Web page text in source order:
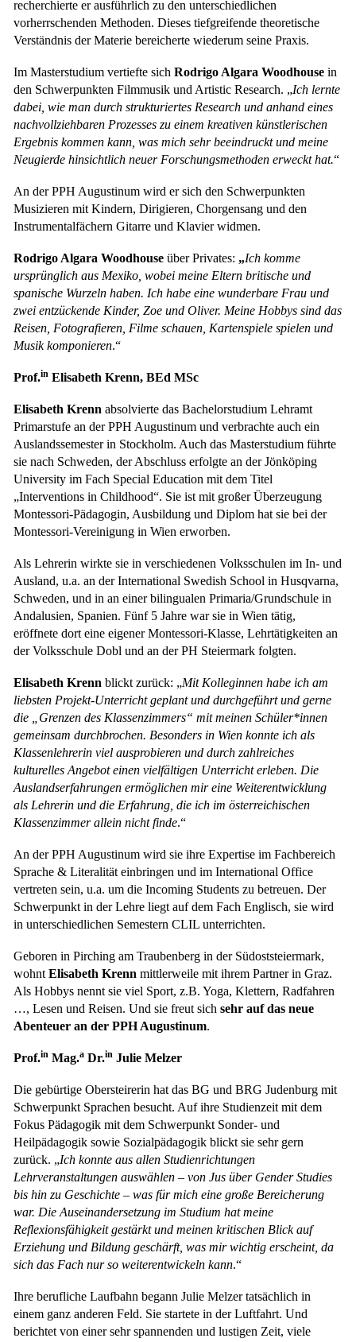
recherchierte er ausführlich zu den unterschiedlichen
vorherrschenden Methoden. Dieses tiefgreifende theoretische
Verständnis der Materie bereicherte wiederum seine Praxis.
Im Masterstudium vertiefte sich Rodrigo Algara Woodhouse in
den Schwerpunkten Filmmusik und Artistic Research. „Ich lernte
dabei, wie man durch strukturiertes Research und anhand eines
nachvollziehbaren Prozesses zu einem kreativen künstlerischen
Ergebnis kommen kann, was mich sehr beeindruckt und meine
Neugierde hinsichtlich neuer Forschungsmethoden erweckt hat.“
An der PPH Augustinum wird er sich den Schwerpunkten
Musizieren mit Kindern, Dirigieren, Chorgensang und den
Instrumentalfächern Gitarre und Klavier widmen.
Rodrigo Algara Woodhouse über Privates: „Ich komme
ursprünglich aus Mexiko, wobei meine Eltern britische und
spanische Wurzeln haben. Ich habe eine wunderbare Frau und
zwei entzückende Kinder, Zoe und Oliver. Meine Hobbys sind das
Reisen, Fotografieren, Filme schauen, Kartenspiele spielen und
Musik komponieren.“
Prof.in Elisabeth Krenn, BEd MSc
Elisabeth Krenn absolvierte das Bachelorstudium Lehramt
Primarstufe an der PPH Augustinum und verbrachte auch ein
Auslandssemester in Stockholm. Auch das Masterstudium führte
sie nach Schweden, der Abschluss erfolgte an der Jönköping
University im Fach Special Education mit dem Titel
„Interventions in Childhood“. Sie ist mit großer Überzeugung
Montessori-Pädagogin, Ausbildung und Diplom hat sie bei der
Montessori-Vereinigung in Wien erworben.
Als Lehrerin wirkte sie in verschiedenen Volksschulen im In- und
Ausland, u.a. an der International Swedish School in Husqvarna,
Schweden, und in an einer bilingualen Primaria/Grundschule in
Andalusien, Spanien. Fünf 5 Jahre war sie in Wien tätig,
eröffnete dort eine eigener Montessori-Klasse, Lehrtätigkeiten an
der Volksschule Dobl und an der PH Steiermark folgten.
Elisabeth Krenn blickt zurück: „Mit Kolleginnen habe ich am
liebsten Projekt-Unterricht geplant und durchgeführt und gerne
die „Grenzen des Klassenzimmers“ mit meinen Schüler*innen
gemeinsam durchbrochen. Besonders in Wien konnte ich als
Klassenlehrerin viel ausprobieren und durch zahlreiches
kulturelles Angebot einen vielfältigen Unterricht erleben. Die
Auslandserfahrungen ermöglichen mir eine Weiterentwicklung
als Lehrerin und die Erfahrung, die ich im österreichischen
Klassenzimmer allein nicht finde.“
An der PPH Augustinum wird sie ihre Expertise im Fachbereich
Sprache & Literalität einbringen und im International Office
vertreten sein, u.a. um die Incoming Students zu betreuen. Der
Schwerpunkt in der Lehre liegt auf dem Fach Englisch, sie wird
in unterschiedlichen Semestern CLIL unterrichten.
Geboren in Pirching am Traubenberg in der Südoststeiermark,
wohnt Elisabeth Krenn mittlerweile mit ihrem Partner in Graz.
Als Hobbys nennt sie viel Sport, z.B. Yoga, Klettern, Radfahren
…, Lesen und Reisen. Und sie freut sich sehr auf das neue
Abenteuer an der PPH Augustinum.
Prof.in Mag.a Dr.in Julie Melzer
Die gebürtige Obersteirerin hat das BG und BRG Judenburg mit
Schwerpunkt Sprachen besucht. Auf ihre Studienzeit mit dem
Fokus Pädagogik mit dem Schwerpunkt Sonder- und
Heilpädagogik sowie Sozialpädagogik blickt sie sehr gern
zurück. „Ich konnte aus allen Studienrichtungen
Lehrveranstaltungen auswählen – von Jus über Gender Studies
bis hin zu Geschichte – was für mich eine große Bereicherung
war. Die Auseinandersetzung im Studium hat meine
Reflexionsfähigkeit gestärkt und meinen kritischen Blick auf
Erziehung und Bildung geschärft, was mir wichtig erscheint, da
sich das Fach nur so weiterentwickeln kann.“
Ihre berufliche Laufbahn begann Julie Melzer tatsächlich in
einem ganz anderen Feld. Sie startete in der Luftfahrt. Und
berichtet von einer sehr spannenden und lustigen Zeit, viele